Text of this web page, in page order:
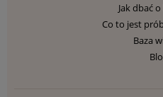
Jak dbać
Co to jest
Baza